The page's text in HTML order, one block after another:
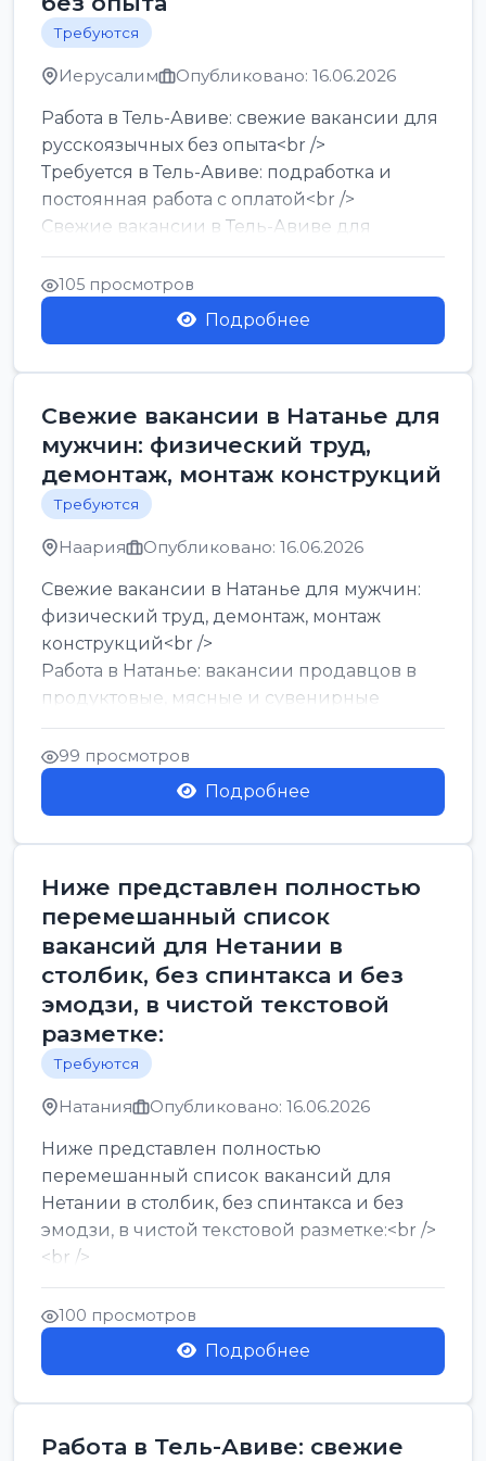
Требуются
Иерусалим Опубликовано: 16.06.2026
Работа в Тель-Авиве: свежие вакансии для
русскоязычных без опыта<br />
Требуется в Тель-Авиве: подработка и
постоянная работа с оплатой<br />
Свежие вакансии в Тель-Авиве для
мужчин и женщин от хозя...
105 просмотров
Подробнее
Свежие вакансии в Натанье для
мужчин: физический труд,
демонтаж, монтаж конструкций
Требуются
Наария Опубликовано: 16.06.2026
Свежие вакансии в Натанье для мужчин:
физический труд, демонтаж, монтаж
конструкций<br />
Работа в Натанье: вакансии продавцов в
продуктовые, мясные и сувенирные
лавки<br />
Разнорабочий на сборку м...
99 просмотров
Подробнее
Ниже представлен полностью
перемешанный список
вакансий для Нетании в
столбик, без спинтакса и без
эмодзи, в чистой текстовой
разметке:
Требуются
Натания Опубликовано: 16.06.2026
Ниже представлен полностью
перемешанный список вакансий для
Нетании в столбик, без спинтакса и без
эмодзи, в чистой текстовой разметке:<br />
<br />
Работа в Нетании на мебельном
производстве: требу...
100 просмотров
Подробнее
Работа в Тель-Авиве: свежие